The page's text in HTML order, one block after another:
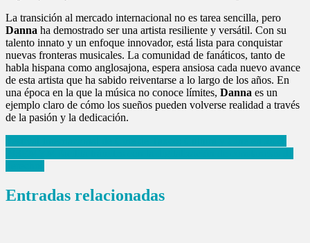
La transición al mercado internacional no es tarea sencilla, pero
Danna ha demostrado ser una artista resiliente y versátil. Con su
talento innato y un enfoque innovador, está lista para conquistar
nuevas fronteras musicales. La comunidad de fanáticos, tanto de
habla hispana como anglosajona, espera ansiosa cada nuevo avance
de esta artista que ha sabido reiventarse a lo largo de los años. En
una época en la que la música no conoce límites, Danna es un
ejemplo claro de cómo los sueños pueden volverse realidad a través
de la pasión y la dedicación.
Navegación
de
Entradas relacionadas